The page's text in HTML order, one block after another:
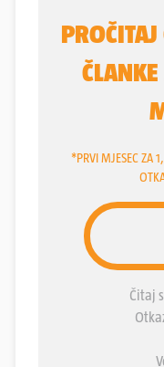
autu, bilo gdje. S
"tržište"
kod kuće - njima
zabranjeno, i u toj
Podsjetimo, ovih
blizanačke
primalje iz Austrije
majka su dobro.
upućenih, da u
u kući iz Austrije i
kao i iz Srbije te iz